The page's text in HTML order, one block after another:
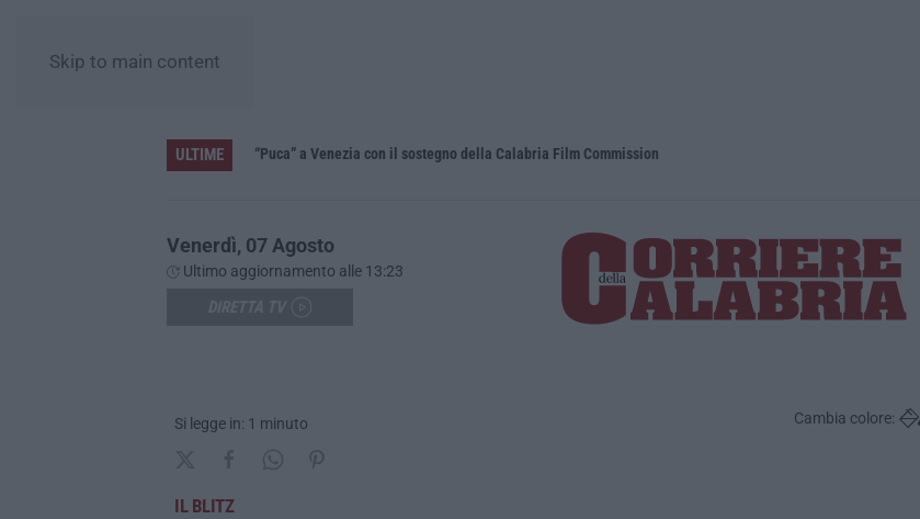
Skip to main content
ULTIME “Puca” a Venezia con il sostegno della Calabria Film Commission
Venerdì, 07 Agosto
Ultimo aggiornamento alle 13:23
Si legge in: 1 minuto Cambia colore:
IL BLITZ